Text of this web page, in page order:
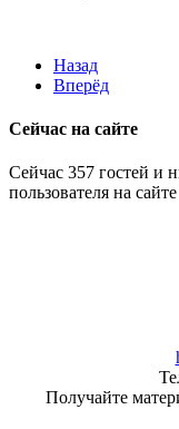
Назад
Вперёд
Сейчас на сайте
Сейчас 357 гостей и
пользователя на сайте
Получайте